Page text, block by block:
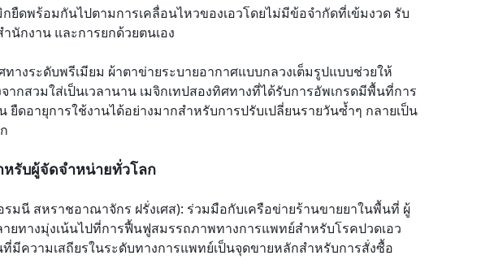
ยืดพร้อมกันไปตามการเคลื่อนไหวของเอวโดยไม่มีข้อจำกัดที่เข้มงวด รับ
นักงาน และการยกด้วยตนเอง
างระดับพรีเมียม ผ้าตาข่ายระบายอากาศแบบกลวงเต็มรูปแบบช่วยให้
ากสวมใส่เป็นเวลานาน เมจิกเทปสองทิศทางที่ได้รับการอัพเกรดมีพื้นที่การ
ดอายุการใช้งานได้อย่างมากสำหรับการปรับเปลี่ยนรายวันซ้ำๆ กลายเป็น
รับผู้จัดจำหน่ายทั่วโลก
รมนี สหราชอาณาจักร ฝรั่งเศส): ร่วมมือกับเครือข่ายร้านขายยาในพื้นที่ ผู้
ทางมุ่งเน้นไปที่การฟื้นฟูสมรรถภาพทางการแพทย์สำหรับโรคปวดเอว
มีความเสถียรในระดับทางการแพทย์เป็นจุดขายหลักสำหรับการสั่งซื้อ